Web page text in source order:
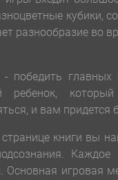
кубики,
разнообразие во
- победить
ребенок,
и вам
книги вы
Каждое
Основная игровая